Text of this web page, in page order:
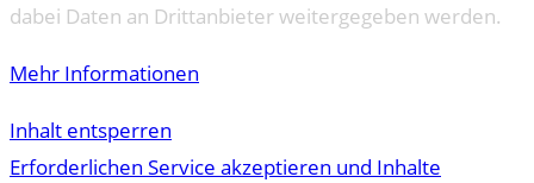
dabei Daten an Drittanbieter weitergegeben werden.
Mehr Informationen
Inhalt entsperren
Erforderlichen Service akzeptieren und Inhalte